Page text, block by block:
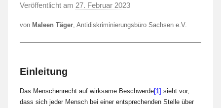
Veröffentlicht am 27. Februar 2023
L
S
von Maleen Täger , Antidiskriminierungsbüro Sachsen e.V.
Einleitung
Das Menschenrecht auf wirksame Beschwerde[1] sieht vor,
dass sich jeder Mensch bei einer entsprechenden Stelle über